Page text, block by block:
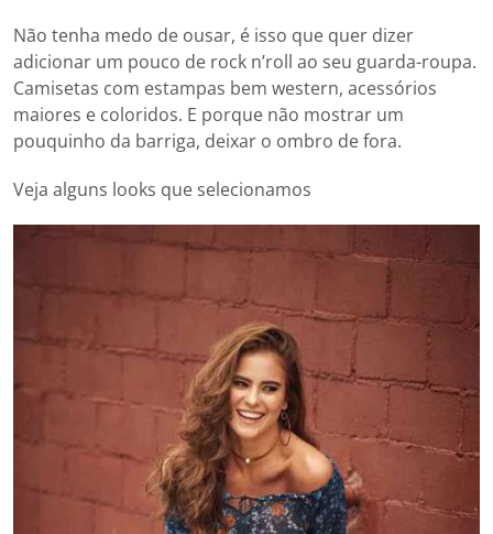
Não tenha medo de ousar, é isso que quer dizer
adicionar um pouco de rock n’roll ao seu guarda-roupa.
Camisetas com estampas bem western, acessórios
maiores e coloridos. E porque não mostrar um
pouquinho da barriga, deixar o ombro de fora.
Veja alguns looks que selecionamos